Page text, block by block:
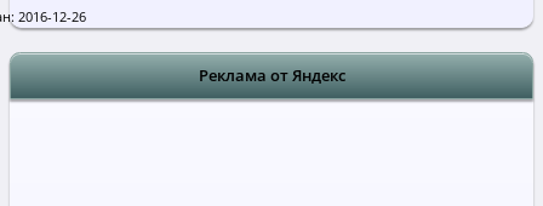
2016-12-26
Реклама от Яндекс